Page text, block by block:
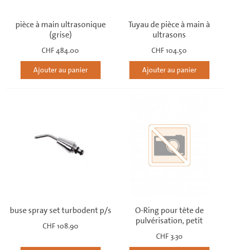
pièce à main ultrasonique
(grise)
CHF 484.00
Ajouter au panier
Tuyau de pièce à main à
ultrasons
CHF 104.50
Ajouter au panier
buse spray set turbodent p/s
CHF 108.90
O-Ring pour tête de
pulvérisation, petit
CHF 3.30